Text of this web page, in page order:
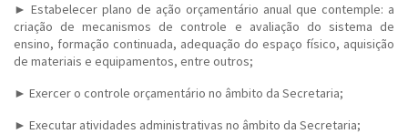
► Estabelecer plano de ação orçamentário anual que contemple: a
criação de mecanismos de controle e avaliação do sistema de
ensino, formação continuada, adequação do espaço físico, aquisição
de materiais e equipamentos, entre outros;
► Exercer o controle orçamentário no âmbito da Secretaria;
► Executar atividades administrativas no âmbito da Secretaria;